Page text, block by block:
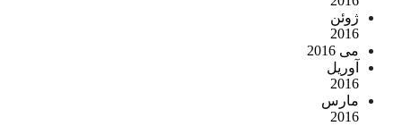
ژوئن
2016
می 2016
آوریل
2016
مارس
2016